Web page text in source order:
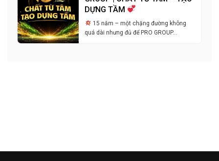
DỰNG TẦM
15 năm – một chặng đường không
quá dài nhưng đủ để PRO GROUP…